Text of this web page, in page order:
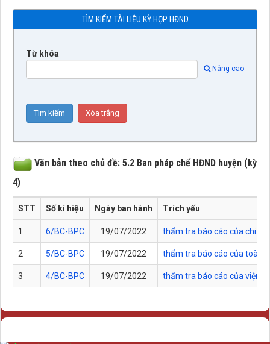
TÌM KIẾM TÀI LIỆU KỲ HỌP HĐND
Từ khóa
Nâng cao
Văn bản theo chủ đề: 5.2 Ban pháp chế HĐND huyện (kỳ
4)
STT Số kí hiệu Ngày ban hành Trích yếu
1 6/BC-BPC 19/07/2022 thẩm tra báo cáo của chi
2 5/BC-BPC 19/07/2022 thẩm tra báo cáo của toà
3 4/BC-BPC 19/07/2022 thẩm tra báo cáo của viện